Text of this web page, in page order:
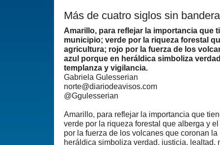
Más de cuatro siglos sin bandera
Amarillo, para reflejar la importancia que
municipio; verde por la riqueza forestal
agricultura; rojo por la fuerza de los
azul porque en heráldica simboliza
templanza y vigilancia.
Gabriela Gulesserian
norte@diariodeavisos.com
@Ggulesserian
Amarillo, para reflejar la importancia que
verde por la riqueza forestal que alberga y
por la fuerza de los volcanes que coronan
heráldica simboliza verdad, justicia, lealtad,